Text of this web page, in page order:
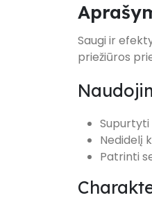
Saugi ir
priežiūros
Supurtyti
Nedidelį
Patrinti